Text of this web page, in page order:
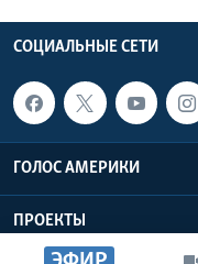
СОЦИАЛЬНЫЕ СЕТИ
ГОЛОС АМЕРИКИ
ПРОЕКТЫ